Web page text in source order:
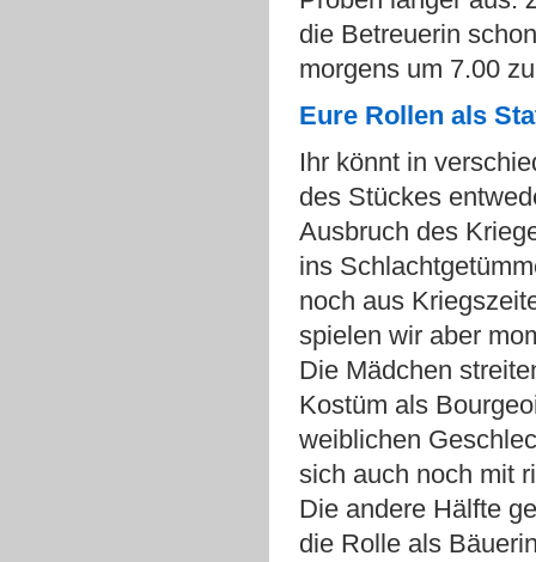
die Betreuerin
morgens um 7.00
Eure Rollen als
Ihr könnt in
des Stückes
Ausbruch des
ins
noch aus
spielen wir aber
Die Mädchen
Kostüm als
weiblichen
sich auch noch mit
Die andere Hälfte
die Rolle als